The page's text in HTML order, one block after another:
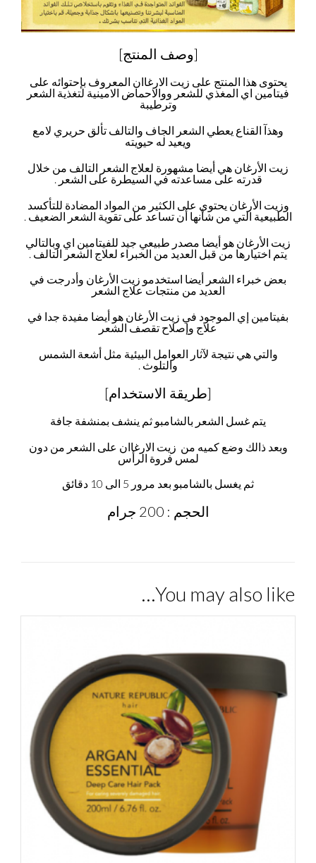
[وصف المنتج]
يحتوى هذا المنتج على زيت الارغاان المعروف بإحتوائه على
فيتامين اي المغذي للشعر ووالاحماض الامينية لتغذية الشعر
وترطيبة
وهذآ القناع يعطي الشعر الجاف والتالف تألق حريري لامع
ويعيد له حيويته
زيت الأرغان هي أيضا مشهورة لعلاج الشعر التالف من خلال
قدرته على مساعدته في السيطرة على الشعر .
وزيت الأرغان يحتوي على الكثير من المواد المضادة للتأكسد
الطبيعية التي من شأنها أن تساعد على تقوية الشعر الضعيف .
زيت الأرغان هو أيضا مصدر طبيعي جيد للفيتامين اي وبالتالي
يتم اختيارها من قبل العديد من الخبراء لعلاج الشعر التالف .
بعض خبراء الشعر أيضا استخدمو زيت الأرغان وأدرجت في
العديد من منتجات علاج الشعر
بفيتامين إي الموجود في زيت الأرغان هو أيضا مفيدة جدا في
علاج وإصلاح تقصف الشعر
والتي هي نتيجة لآثار العوامل البيئية مثل أشعة الشمس
والتلوث .
[طريقة الاستخدام]
يتم غسل الشعر بالشامبو ثم ينشف بمنشفة جافة
وبعد ذالك وضع كميه من زيت الارغاان على الشعر من دون
لمس فروة الرأس
ثم يغسل بالشامبو بعد مرور 5 الى 10 دقائق
الحجم : 200 جرام
You may also like…